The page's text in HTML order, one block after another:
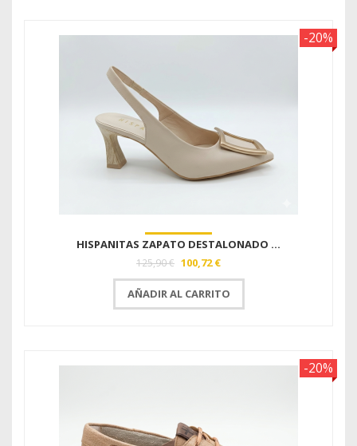
-20%
HISPANITAS ZAPATO DESTALONADO ...
125,90 € 100,72 €
AÑADIR AL CARRITO
-20%